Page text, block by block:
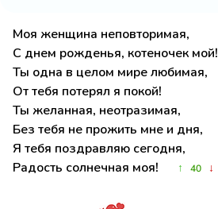
Моя женщина неповторимая,
С днем рожденья, котеночек мой!
Ты одна в целом мире любимая,
От тебя потерял я покой!
Ты желанная, неотразимая,
Без тебя не прожить мне и дня,
Я тебя поздравляю сегодня,
Радость солнечная моя!
↑ 40 ↓